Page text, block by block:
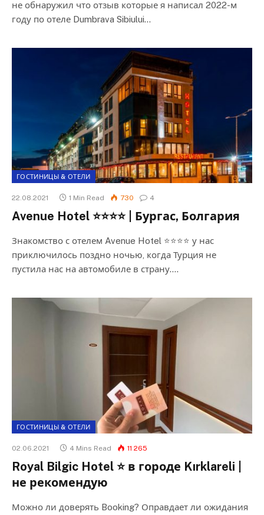
не обнаружил что отзыв которые я написал 2022-м
году по отеле Dumbrava Sibiului…
ГОСТИНИЦЫ & ОТЕЛИ
22.08.2021 1 Min Read 730 4
Avenue Hotel ⭐⭐⭐⭐ | Бургас, Болгария
Знакомство с отелем Avenue Hotel ⭐⭐⭐⭐ у нас
приключилось поздно ночью, когда Турция не
пустила нас на автомобиле в страну.…
ГОСТИНИЦЫ & ОТЕЛИ
02.06.2021 4 Mins Read 11 265
Royal Bilgic Hotel ⭐ в городе Kırklareli |
не рекомендую
Можно ли доверять Booking? Оправдает ли ожидания